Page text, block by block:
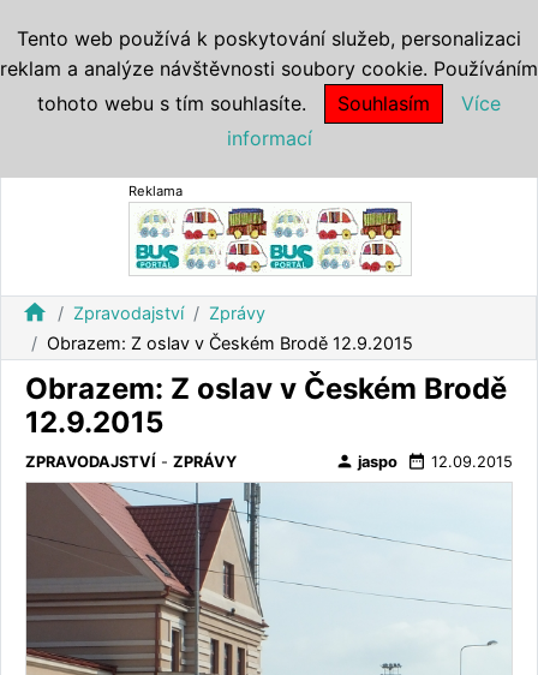
Reklama
home Zpravodajství
Zprávy
Obrazem: Z oslav v Českém Brodě 12.9.2015
Obrazem: Z oslav v Českém Brodě
12.9.2015
ZPRAVODAJSTVÍ - ZPRÁVY person jaspo date_range 12.09.2015
Tento web používá k poskytování služeb, personalizaci
reklam a analýze návštěvnosti soubory cookie. Používáním
tohoto webu s tím souhlasíte.
Souhlasím
Více
informací